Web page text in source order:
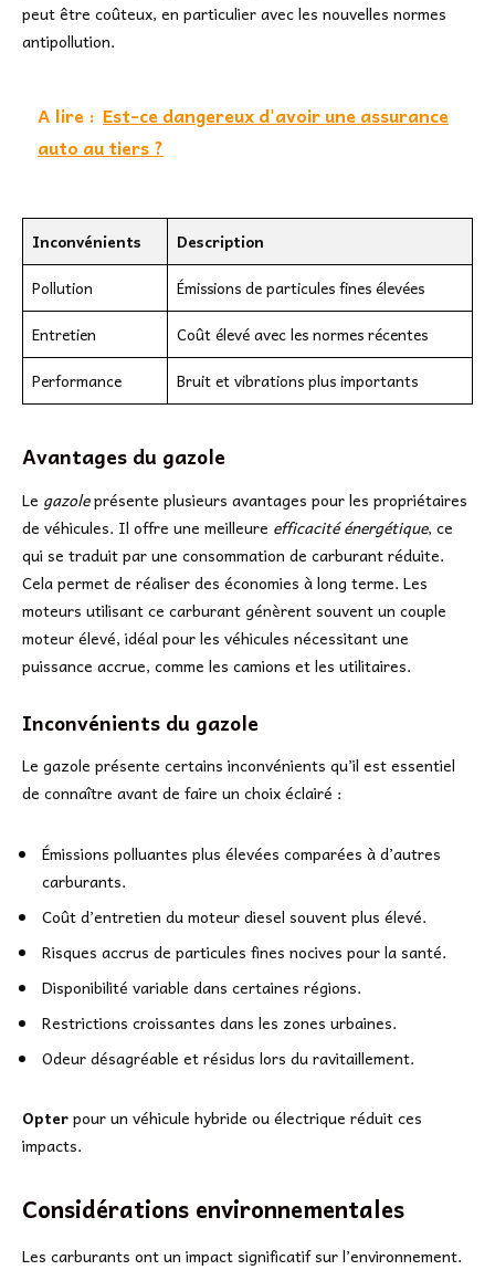
peut être coûteux, en particulier avec les nouvelles normes
antipollution.
A lire : Est-ce dangereux d'avoir une assurance
auto au tiers ?
Inconvénients
Description
Pollution
Émissions de particules fines élevées
Entretien
Coût élevé avec les normes récentes
Performance
Bruit et vibrations plus importants
Avantages du gazole
Le gazoleprésente plusieurs avantages pour les propriétaires
de véhicules. Il offre une meilleure efficacité énergétique, ce
qui se traduit par une consommation de carburant réduite.
Cela permet de réaliser des économies à long terme. Les
moteurs utilisant ce carburant génèrent souvent un couple
moteur élevé, idéal pour les véhicules nécessitant une
puissance accrue, comme les camions et les utilitaires.
Inconvénients du gazole
Le gazole présente certains inconvénients qu’il est essentiel
de connaître avant de faire un choix éclairé :
Émissions polluantes plus élevées comparées à d’autres
carburants.
Coût d’entretien du moteur diesel souvent plus élevé.
Risques accrus de particules fines nocives pour la santé.
Disponibilité variable dans certaines régions.
Restrictions croissantes dans les zones urbaines.
Odeur désagréable et résidus lors du ravitaillement.
Opterpour un véhicule hybride ou électrique réduit ces
impacts.
Considérations environnementales
Les carburants ont un impact significatif sur l’environnement.